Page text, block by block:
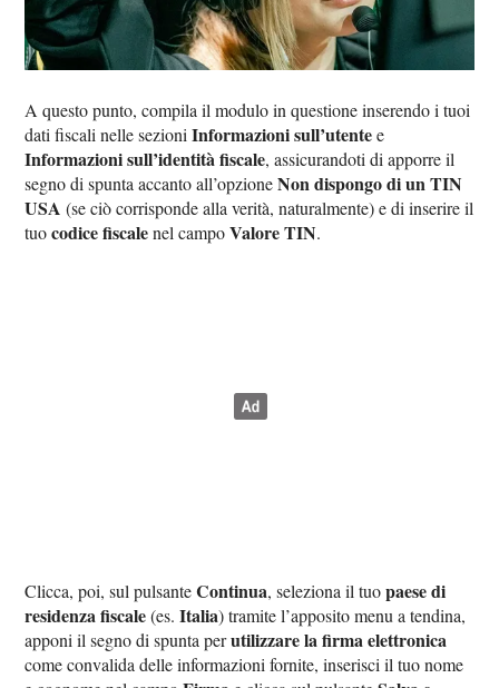
A questo punto, compila il modulo in questione inserendo i tuoi
dati fiscali nelle sezioniInformazioni sull’utentee
Informazioni sull’identità fiscale, assicurandoti di apporre il
segno di spunta accanto all’opzioneNon dispongo di un TIN
USA (se ciò corrisponde alla verità, naturalmente) e di inserire il
tuocodice fiscalenel campoValore TIN.
Clicca, poi, sul pulsanteContinua, seleziona il tuopaese di
residenza fiscale(es.Italia) tramite l’apposito menu a tendina,
apponi il segno di spunta perutilizzare la firma elettronica
come convalida delle informazioni fornite, inserisci il tuo nome